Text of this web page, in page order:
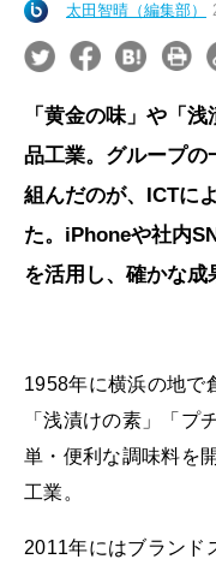
太田智晴（編集部）
「黄金の味」や「
品工業。グループの
組んだのが、ICTに
た。iPhoneや社内
を活用し、確かな成
1958年に横浜の地で
「浅漬けの素」「プ
単・便利な調味料を
工業。
2011年にはブランド